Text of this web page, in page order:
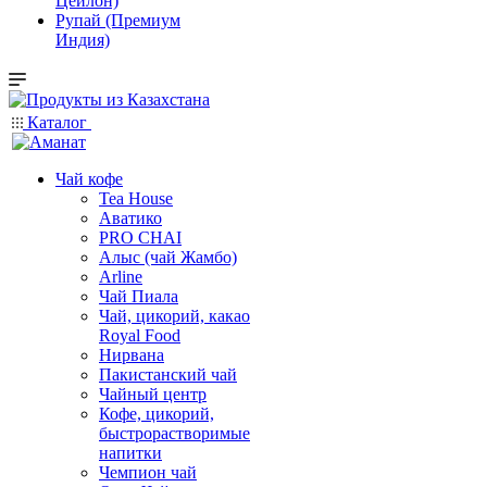
Рупай (Премиум
Индия)
Каталог
Чай кофе
Tea House
Аватико
PRO CHAI
Алыс (чай Жамбо)
Arline
Чай Пиала
Чай, цикорий, какао
Royal Food
Нирвана
Пакистанский чай
Чайный центр
Кофе, цикорий,
быстрорастворимые
напитки
Чемпион чай